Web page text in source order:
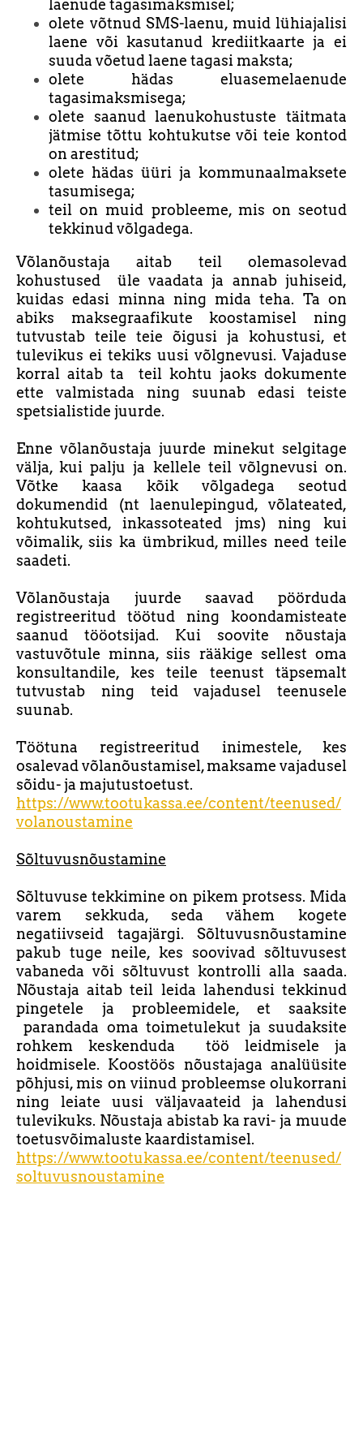
laenude tagasimaksmisel;
olete võtnud SMS-laenu, muid lühiajalisi
laene või kasutanud krediitkaarte ja ei
suuda võetud laene tagasi maksta;
olete hädas eluasemelaenude
tagasimaksmisega;
olete saanud laenukohustuste täitmata
jätmise tõttu kohtukutse või teie kontod
on arestitud;
olete hädas üüri ja kommunaalmaksete
tasumisega;
teil on muid probleeme, mis on seotud
tekkinud võlgadega.
Võlanõustaja aitab teil olemasolevad
kohustused üle vaadata ja annab juhiseid,
kuidas edasi minna ning mida teha. Ta on
abiks maksegraafikute koostamisel ning
tutvustab teile teie õigusi ja kohustusi, et
tulevikus ei tekiks uusi võlgnevusi. Vajaduse
korral aitab ta teil kohtu jaoks dokumente
ette valmistada ning suunab edasi teiste
spetsialistide juurde.
Enne võlanõustaja juurde minekut selgitage
välja, kui palju ja kellele teil võlgnevusi on.
Võtke kaasa kõik võlgadega seotud
dokumendid (nt laenulepingud, võlateated,
kohtukutsed, inkassoteated jms) ning kui
võimalik, siis ka ümbrikud, milles need teile
saadeti.
Võlanõustaja juurde saavad pöörduda
registreeritud töötud ning koondamisteate
saanud tööotsijad. Kui soovite nõustaja
vastuvõtule minna, siis rääkige sellest oma
konsultandile, kes teile teenust täpsemalt
tutvustab ning teid vajadusel teenusele
suunab.
Töötuna registreeritud inimestele, kes
osalevad võlanõustamisel, maksame vajadusel
sõidu- ja majutustoetust.
https://www.tootukassa.ee/content/teenused/
volanoustamine
Sõltuvusnõustamine
Sõltuvuse tekkimine on pikem protsess. Mida
varem sekkuda, seda vähem kogete
negatiivseid tagajärgi. Sõltuvusnõustamine
pakub tuge neile, kes soovivad sõltuvusest
vabaneda või sõltuvust kontrolli alla saada.
Nõustaja aitab teil leida lahendusi tekkinud
pingetele ja probleemidele, et saaksite
parandada oma toimetulekut ja suudaksite
rohkem keskenduda töö leidmisele ja
hoidmisele. Koostöös nõustajaga analüüsite
põhjusi, mis on viinud probleemse olukorrani
ning leiate uusi väljavaateid ja lahendusi
tulevikuks. Nõustaja abistab ka ravi- ja muude
toetusvõimaluste kaardistamisel.
https://www.tootukassa.ee/content/teenused/
soltuvusnoustamine